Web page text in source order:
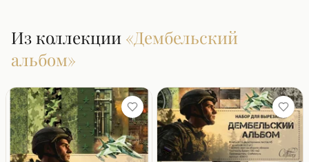
Из коллекции «Дембельский
альбом»